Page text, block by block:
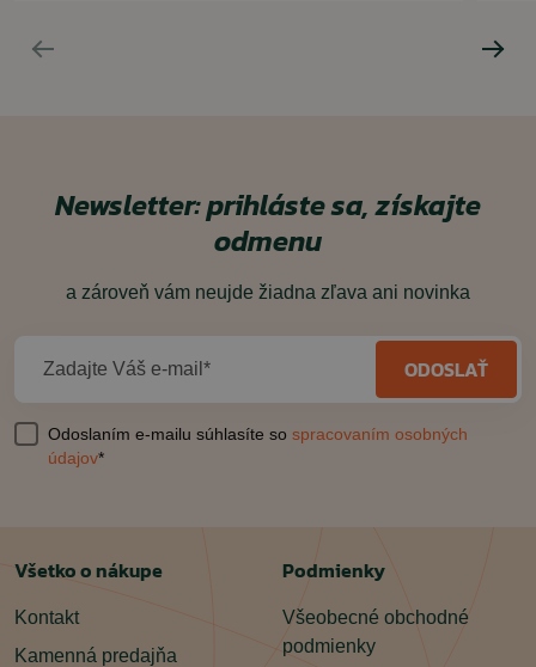
Newsletter: prihláste sa, získajte
odmenu
a zároveň vám neujde žiadna zľava ani novinka
Zadajte Váš e-mail* ODOSLAŤ
Odoslaním e-mailu súhlasíte so spracovaním osobných
údajov*
Všetko o nákupe
Kontakt
Kamenná predajňa
Podmienky
Všeobecné obchodné
podmienky